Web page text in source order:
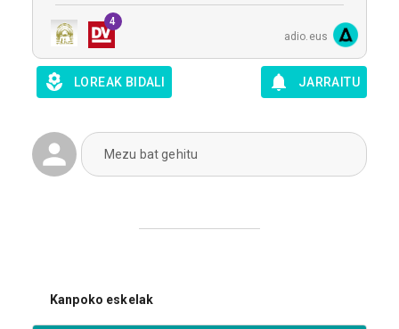
4
adio.eus
LOREAK BIDALI JARRAITU
Mezu bat gehitu
Kanpoko eskelak